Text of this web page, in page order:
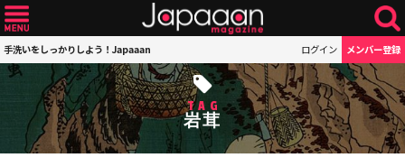
手洗いをしっかりしよう！Japaaan ログイン メンバー登録
TAG
岩茸